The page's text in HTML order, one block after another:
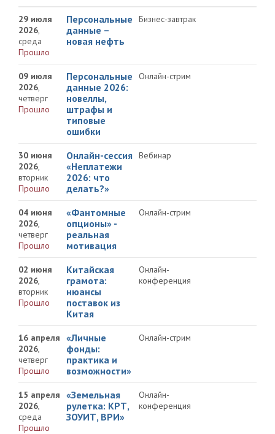
29 июля
2026,
среда
Прошло
Персональные
данные –
новая нефть
Бизнес-завтрак
09 июля
2026,
четверг
Прошло
Персональные
данные 2026:
новеллы,
штрафы и
типовые
ошибки
Онлайн-стрим
30 июня
2026,
вторник
Прошло
Онлайн-сессия
«Неплатежи
2026: что
делать?»
Вебинар
04 июня
2026,
четверг
Прошло
«Фантомные
опционы» -
реальная
мотивация
Онлайн-стрим
02 июня
2026,
вторник
Прошло
Китайская
грамота:
нюансы
поставок из
Китая
Онлайн-
конференция
16 апреля
2026,
четверг
Прошло
«Личные
фонды:
практика и
возможности»
Онлайн-стрим
15 апреля
2026,
среда
Прошло
«Земельная
рулетка: КРТ,
ЗОУИТ, ВРИ»
Онлайн-
конференция